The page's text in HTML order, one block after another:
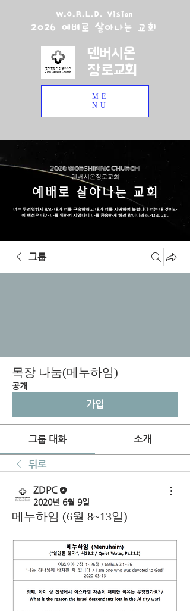
W.O.R.L.D. Vision
2026 예배로 살아나는 교회
덴버시온
장로교회
ME
NU
2026 Worshiping ChurcH
덴버 시온장로교회
예배로 살아나는 교회
너는 두려워하지 말라 내가 너를 구속하였고 내가 너를 지명하여 불렀나니 너는 내 것이라
이 백성은 내가 나를 위하여 지었나니 나를 찬송하게 하려 함이니라 (사43:1, 21).
그룹
목장 나눔(메누하임)
공개
가입
그룹 대화 소개
뒤로
ZDPC
2020년 6월 9일
메누하임 (6월 8~13일)